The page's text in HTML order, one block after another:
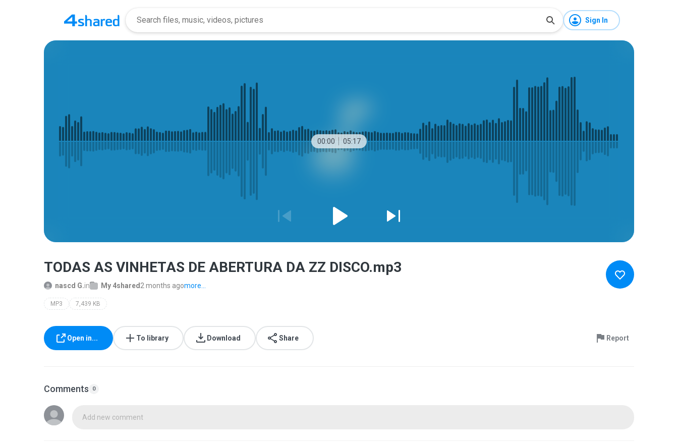
Sign In
00:00 05:17
TODAS AS VINHETAS DE ABERTURA DA ZZ DISCO.mp3
nascd G.in My 4shared 2 months agomore...
MP3 7,439 KB
Open in... To library Download Share Report
Comments 0
Add new comment